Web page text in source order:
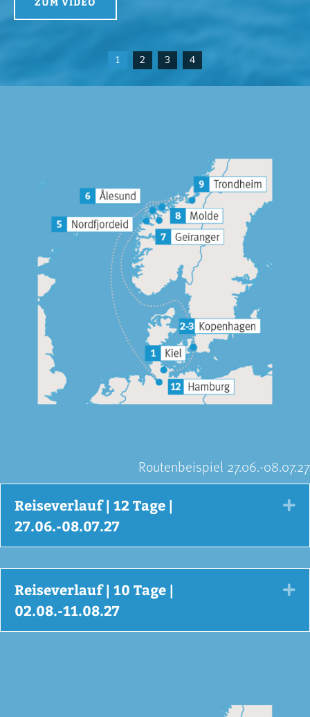
1 2 3 4
Routenbeispiel 27.06.-08.07.27
Reiseverlauf | 12 Tage |
27.06.-08.07.27
Reiseverlauf | 10 Tage |
02.08.-11.08.27